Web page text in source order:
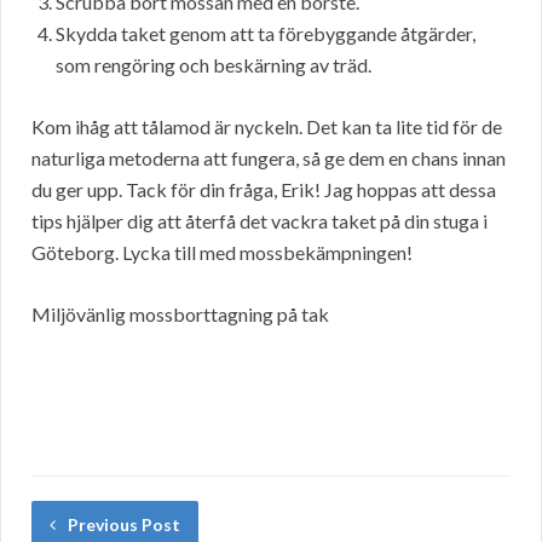
Skydda taket genom att ta förebyggande åtgärder,
som rengöring och beskärning av träd.
Kom ihåg att tålamod är nyckeln. Det kan ta lite tid för de
naturliga metoderna att fungera, så ge dem en chans innan
du ger upp. Tack för din fråga, Erik! Jag hoppas att dessa
tips hjälper dig att återfå det vackra taket på din stuga i
Göteborg. Lycka till med mossbekämpningen!
Miljövänlig mossborttagning på tak
Previous Post